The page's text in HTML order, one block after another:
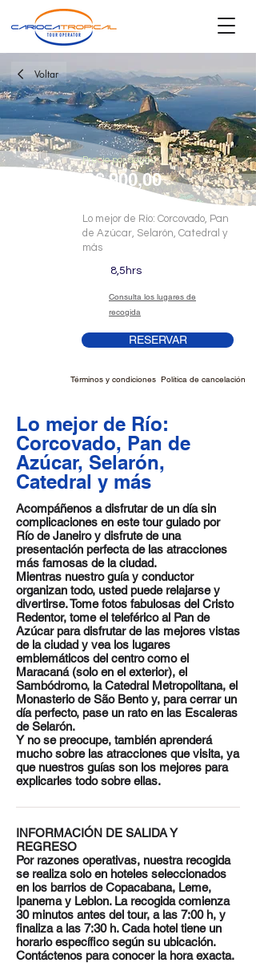
Voltar
Precio por adulto
R$900,00
Lo mejor de Río: Corcovado, Pan
de Azúcar, Selarón, Catedral y
más
8,5hrs
Consulta los lugares de
recogida
RESERVAR
Términos y condiciones Política de cancelación
Lo mejor de Río:
Corcovado, Pan de
Azúcar, Selarón,
Catedral y más
Acompáñenos a disfrutar de un día sin
complicaciones en este tour guiado por
Río de Janeiro y disfrute de una
presentación perfecta de las atracciones
más famosas de la ciudad.
Mientras nuestro guía y conductor
organizan todo, usted puede relajarse y
divertirse. Tome fotos fabulosas del Cristo
Redentor, tome el teleférico al Pan de
Azúcar para disfrutar de las mejores vistas
de la ciudad y vea los lugares
emblemáticos del centro como el
Maracaná (solo en el exterior), el
Sambódromo, la Catedral Metropolitana, el
Monasterio de São Bento y, para cerrar un
día perfecto, pase un rato en las Escaleras
de Selarón.
Y no se preocupe, también aprenderá
mucho sobre las atracciones que visita, ya
que nuestros guías son los mejores para
explicarles todo sobre ellas.
INFORMACIÓN DE SALIDA Y
REGRESO
Por razones operativas, nuestra recogida
se realiza solo en hoteles seleccionados
en los barrios de Copacabana, Leme,
Ipanema y Leblon. La recogida comienza
30 minutos antes del tour, a las 7:00 h, y
finaliza a las 7:30 h. Cada hotel tiene un
horario específico según su ubicación.
Contáctenos para conocer la hora exacta.